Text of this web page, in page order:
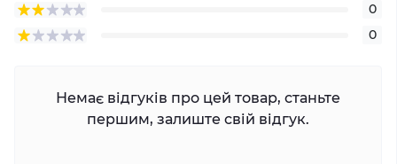
0
0
Немає відгуків про цей товар, станьте
першим, залиште свій відгук.